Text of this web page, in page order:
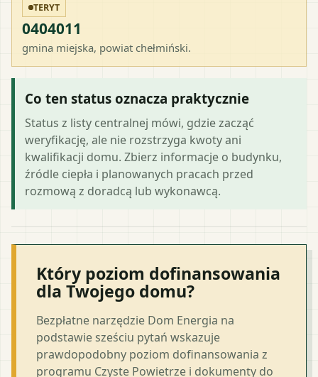
TERYT
0404011
gmina miejska, powiat chełmiński.
Co ten status oznacza praktycznie
Status z listy centralnej mówi, gdzie zacząć
weryfikację, ale nie rozstrzyga kwoty ani
kwalifikacji domu. Zbierz informacje o budynku,
źródle ciepła i planowanych pracach przed
rozmową z doradcą lub wykonawcą.
Który poziom dofinansowania
dla Twojego domu?
Bezpłatne narzędzie Dom Energia na
podstawie sześciu pytań wskazuje
prawdopodobny poziom dofinansowania z
programu Czyste Powietrze i dokumenty do